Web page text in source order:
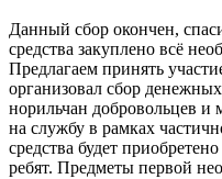
Данный сбор окончен,
средства закуплено всё
Предлагаем принять
организовал сбор
норильчан добровольцев
на службу в рамках
средства будет
ребят. Предметы первой